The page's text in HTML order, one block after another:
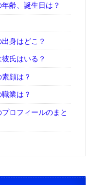
齢、誕生日は？
身はどこ？
氏はいる？
顔は？
業は？
ロフィールのまと